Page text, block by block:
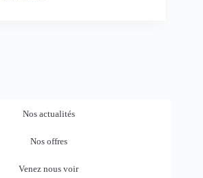
Nos actualités
Nos offres
Venez nous voir